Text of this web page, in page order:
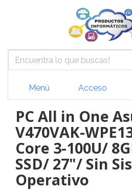
Menú Acceso
PC All in One
V470VAK-
Core 3-100U/
SSD/ 27"/ Sin
Operativo